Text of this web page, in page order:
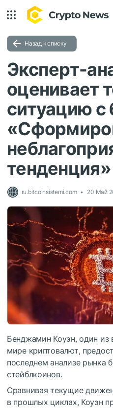
Назад к списку
Эксперт-
оценивает
ситуацию с
тенденция»
ru.bitcoinsistemi.com 20 Май
Бенджамин Коуэн, один из
мире криптовалют,
последнем анализе рынка
стейблкоинов.
Сравнивая текущие
в прошлых циклах, Коуэн